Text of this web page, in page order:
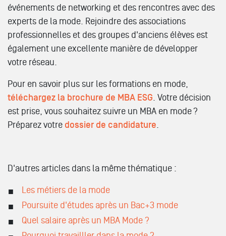
événements de networking et des rencontres avec des
experts de la mode. Rejoindre des associations
professionnelles et des groupes d'anciens élèves est
également une excellente manière de développer
votre réseau.
Pour en savoir plus sur les formations en mode,
téléchargez la brochure de MBA ESG . Votre décision
est prise, vous souhaitez suivre un MBA en mode ?
Préparez votre dossier de candidature
D'autres articles dans la même thématique :
Les métiers de la mode
Poursuite d'études après un Bac+3 mode
Quel salaire après un MBA Mode ?